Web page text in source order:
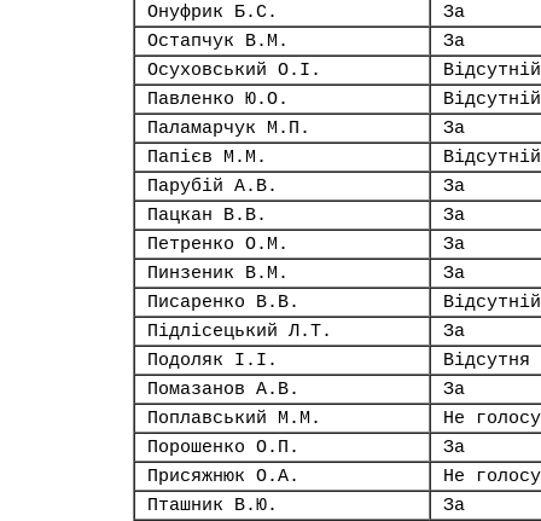
Онуфрик Б.С.
За
Остапчук В.М.
За
Осуховський О.І.
Відсутній
Павленко Ю.О.
Відсутній
Паламарчук М.П.
За
Папієв М.М.
Відсутній
Парубій А.В.
За
Пацкан В.В.
За
Петренко О.М.
За
Пинзеник В.М.
За
Писаренко В.В.
Відсутній
Підлісецький Л.Т.
За
Подоляк І.І.
Відсутня
Помазанов А.В.
За
Поплавський М.М.
Не
Порошенко О.П.
За
Присяжнюк О.А.
Не
Пташник В.Ю.
За